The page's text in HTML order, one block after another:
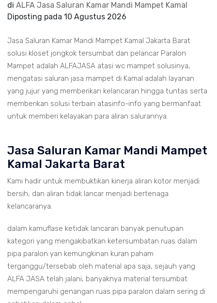
di ALFA Jasa Saluran Kamar Mandi Mampet Kamal
Diposting pada 10 Agustus 2026
Jasa Saluran Kamar Mandi Mampet Kamal Jakarta Barat
solusi kloset jongkok tersumbat dan pelancar Paralon
Mampet adalah ALFAJASA atasi wc mampet solusinya,
mengatasi saluran jasa mampet di Kamal adalah layanan
yang jujur yang memberikan kelancaran hingga tuntas serta
memberikan solusi terbain atasinfo-info yang bermanfaat
untuk memberi kelayakan para aliran salurannya.
Jasa Saluran Kamar Mandi Mampet
Kamal Jakarta Barat
Kami hadir untuk membuktikan kinerja aliran kotor menjadi
bersih, dan aliran tidak lancar menjadi bertenaga
kelancaranya.
dalam kamuflase ketidak lancaran banyak penutupan
kategori yang mengakibatkan ketersumbatan ruas dalam
pipa paralon yan kemungkinan kuran paham
terganggu/tersebab oleh material apa saja, sejauh yang
ALFA JASA telah jalani, banyaknya material tersumbat
mempengaruhi genangan ruas pipa paralon dalam sering di